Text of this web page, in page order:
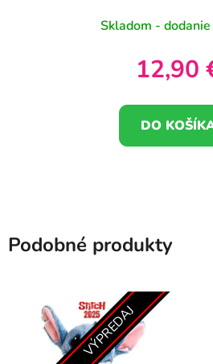
Skladom -
12,90
DO
Podobné produkty
VÝPREDAJ